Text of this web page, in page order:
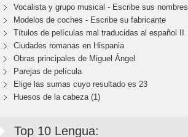
Vocalista y grupo musical - Escribe sus nombres
Modelos de coches - Escribe su fabricante
Títulos de películas mal traducidas al español II
Ciudades romanas en Hispania
Obras principales de Miguel Ángel
Parejas de película
Elige las sumas cuyo resultado es 23
Huesos de la cabeza (1)
Top 10 Lengua: